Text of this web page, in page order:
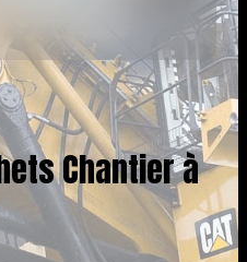
Chantier à